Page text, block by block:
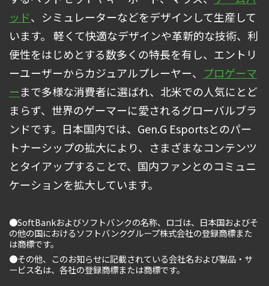
ッド、シミュレーターなどをデザインして生産して
います。 軽くて快適なデザインや革新的な技術、利
便性をはじめとする数多くの特長を有し、エントリ
ーユーザーからカジュアルプレーヤー、 プロゲーマ
ーまで多様な消費者に選ばれ、北米での人気にとど
まらず、世界のゲーマーに愛されるグローバルブラ
ンドです。日本国内では、Gen.G Esportsとのパー
トナーシップの拡大により、さまざまなコンテンツ
とタイアップすることで、国内ファンとのコミュニ
ケーションを拡大しています。
●SoftBankおよびソフトバンクの名称、ロゴは、日本国およびそ
の他の国におけるソフトバンクグループ株式会社の登録商標また
は商標です。
●その他、このお知らせに記載されている会社名および製品・サ
ービス名は、各社の登録商標または商標です。